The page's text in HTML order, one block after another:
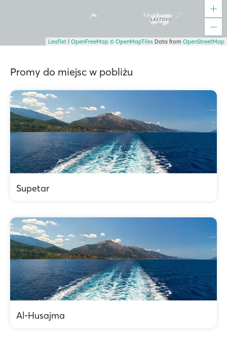
Leaflet OpenFreeMap © OpenMapTiles Data from OpenStreetMap
Promy do miejsc w pobliżu
Supetar
Al-Husajma